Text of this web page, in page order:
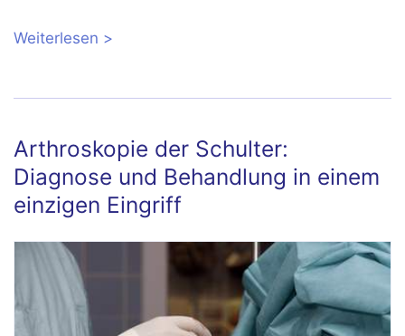
Weiterlesen über Ruptur der Supraspinatussehne:
Arthroskopie der Schulter:
Diagnose und Behandlung in einem
einzigen Eingriff